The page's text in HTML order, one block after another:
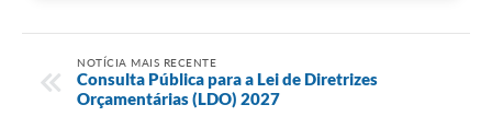
NOTÍCIA MAIS RECENTE
Consulta Pública para a Lei de Diretrizes
Orçamentárias (LDO) 2027